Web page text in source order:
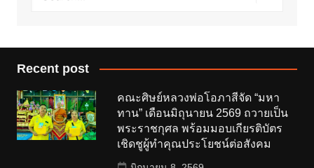
Recent post
คณะศิษย์หลวงพ่อโอภาสีจัด “มหา
ทาน” เดือนมิถุนายน 2569 ถวายเป็น
พระราชกุศล พร้อมมอบเกียรติบัตร
เชิดชูผู้ทำคุณประโยชน์ต่อสังคม